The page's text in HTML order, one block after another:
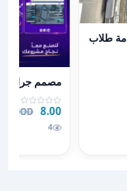
بخدمة طلاب طلاب
عرض تفاصيل
مصمم جرافيك
8.00 JOD
JOD
4